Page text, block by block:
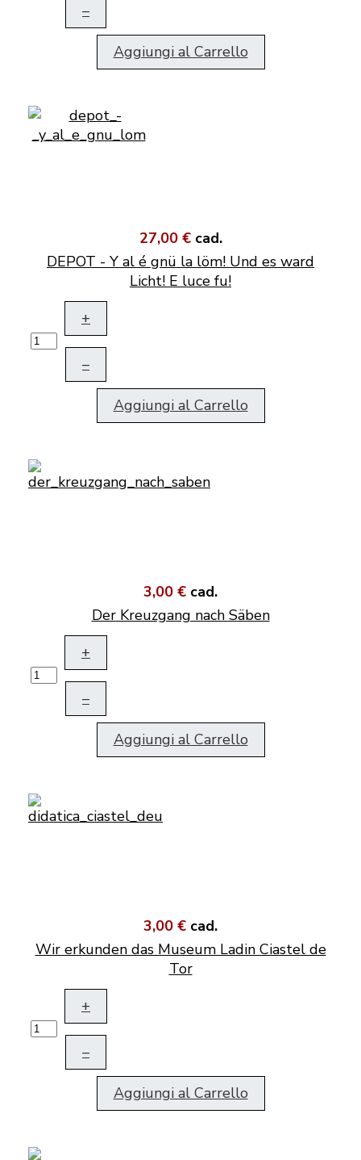
–
Aggiungi al Carrello
27,00 € cad.
DEPOT - Y al é gnü la löm! Und es ward
Licht! E luce fu!
+
–
Aggiungi al Carrello
3,00 € cad.
Der Kreuzgang nach Säben
+
–
Aggiungi al Carrello
3,00 € cad.
Wir erkunden das Museum Ladin Ciastel de
Tor
+
–
Aggiungi al Carrello